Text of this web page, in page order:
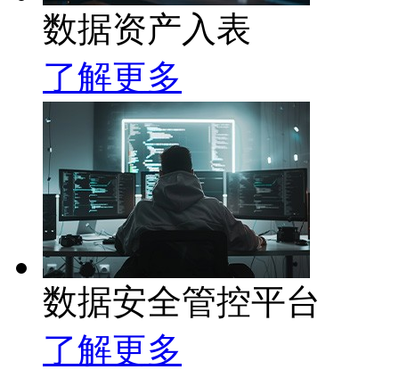
数据资产入表
了解更多
数据安全管控平台
了解更多